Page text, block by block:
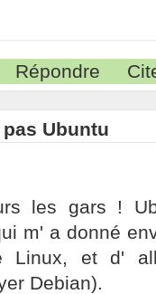
Répondre
Ubuntu
les gars !
m' a donné
Linux, et d'
Debian).